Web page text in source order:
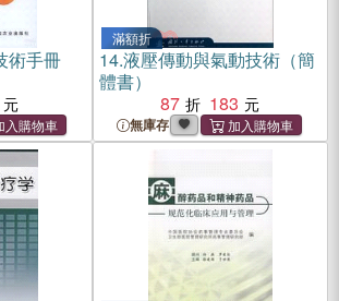
術手冊
滿額折
14.液壓傳動與氣動技術（簡
體書）
87
183
無庫存